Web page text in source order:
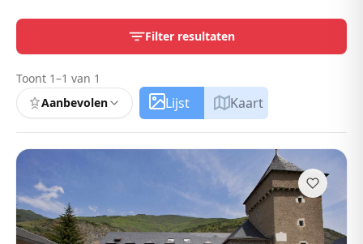
Filter resultaten
Toont 1–1 van 1
Aanbevolen
Lijst Kaart